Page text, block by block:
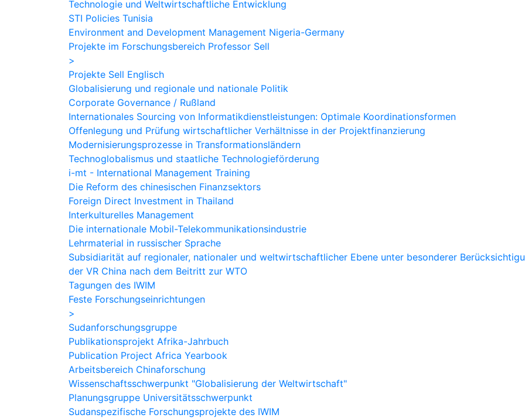
Technologie und Weltwirtschaftliche Entwicklung
STI Policies Tunisia
Environment and Development Management Nigeria-Germany
Projekte im Forschungsbereich Professor Sell
>
Projekte Sell Englisch
Globalisierung und regionale und nationale Politik
Corporate Governance / Rußland
Internationales Sourcing von Informatikdienstleistungen: Optimale Koordinationsformen
Offenlegung und Prüfung wirtschaftlicher Verhältnisse in der Projektfinanzierung
Modernisierungsprozesse in Transformationsländern
Technoglobalismus und staatliche Technologieförderung
i-mt - International Management Training
Die Reform des chinesischen Finanzsektors
Foreign Direct Investment in Thailand
Interkulturelles Management
Die internationale Mobil-Telekommunikationsindustrie
Lehrmaterial in russischer Sprache
Subsidiarität auf regionaler, nationaler und weltwirtschaftlicher Ebene unter besonderer
der VR China nach dem Beitritt zur WTO
Tagungen des IWIM
Feste Forschungseinrichtungen
>
Sudanforschungsgruppe
Publikationsprojekt Afrika-Jahrbuch
Publication Project Africa Yearbook
Arbeitsbereich Chinaforschung
Wissenschaftsschwerpunkt "Globalisierung der Weltwirtschaft"
Planungsgruppe Universitätsschwerpunkt
Sudanspezifische Forschungsprojekte des IWIM